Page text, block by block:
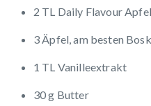
2 TL Daily Flavour
3 Äpfel, am besten
1 TL Vanilleextrakt
30 g Butter